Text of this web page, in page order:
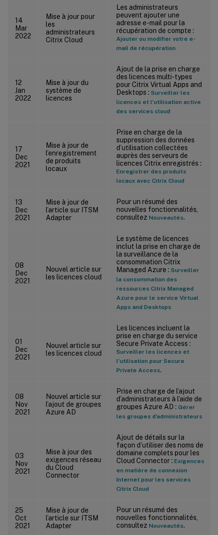
14
Mar
2022
Mise à jour pour
les
administrateurs
Citrix Cloud
Les administrateurs
peuvent ajouter une
adresse e-mail pour la
récupération de compte :
Ajouter ou modifier votre e-
mail de récupération
12
Jan
2022
Mise à jour du
système de
licences
Ajout de la prise en charge
des licences multi-types
pour Citrix Virtual Apps and
Desktops : Surveiller les
licences et l’utilisation active
des services cloud
17
Dec
2021
Mise à jour de
l’enregistrement
de produits
locaux
Prise en charge de la
suppression des données
d’utilisation collectées
auprès des serveurs de
licences Citrix enregistrés :
Enregistrer des produits
locaux avec Citrix Cloud
13
Dec
2021
Mise à jour de
l’article sur ITSM
Adapter
Pour un résumé des
nouvelles fonctionnalités,
consultez Nouveautés.
08
Dec
2021
Nouvel article sur
les licences cloud
Le système de licences
inclut la prise en charge de
la surveillance de la
consommation Citrix
Managed Azure : Surveiller
la consommation des
ressources Citrix Managed
Azure pour le service Virtual
Apps and Desktops
01
Dec
2021
Nouvel article sur
les licences cloud
Les licences incluent la
prise en charge du service
Secure Private Access :
Surveiller les licences et
l’utilisation pour Secure
Private Access.
08
Nov
2021
Nouvel article sur
l’ajout de groupes
Azure AD
Prise en charge de l’ajout
d’administrateurs à l’aide de
groupes Azure AD : Gérer
les groupes d’administrateurs
03
Nov
2021
Mise à jour des
exigences réseau
du Cloud
Connector
Ajout de détails sur la
façon d’utiliser des noms de
domaine complets pour les
Cloud Connector : Exigences
en matière de connexion
Internet pour les services
Citrix Cloud
25
Oct
2021
Mise à jour de
l’article sur ITSM
Adapter
Pour un résumé des
nouvelles fonctionnalités,
consultez Nouveautés.